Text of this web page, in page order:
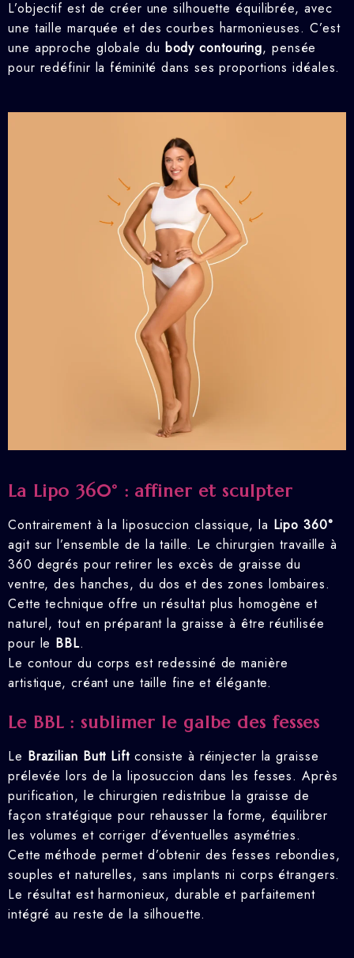
L’objectif est de créer une silhouette équilibrée, avec
une taille marquée et des courbes harmonieuses. C’est
une approche globale du body contouring, pensée
pour redéfinir la féminité dans ses proportions idéales.
La Lipo 360° : affiner et sculpter
Contrairement à la liposuccion classique, la Lipo 360°
agit sur l’ensemble de la taille. Le chirurgien travaille à
360 degrés pour retirer les excès de graisse du
ventre, des hanches, du dos et des zones lombaires.
Cette technique offre un résultat plus homogène et
naturel, tout en préparant la graisse à être réutilisée
pour le BBL.
Le contour du corps est redessiné de manière
artistique, créant une taille fine et élégante.
Le BBL : sublimer le galbe des fesses
Le Brazilian Butt Liftconsiste à réinjecter la graisse
prélevée lors de la liposuccion dans les fesses. Après
purification, le chirurgien redistribue la graisse de
façon stratégique pour rehausser la forme, équilibrer
les volumes et corriger d’éventuelles asymétries.
Cette méthode permet d’obtenir des fesses rebondies,
souples et naturelles, sans implants ni corps étrangers.
Le résultat est harmonieux, durable et parfaitement
intégré au reste de la silhouette.